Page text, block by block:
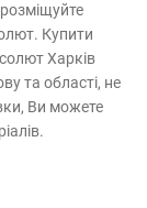
Купити
Харків
та області, не
Ви можете